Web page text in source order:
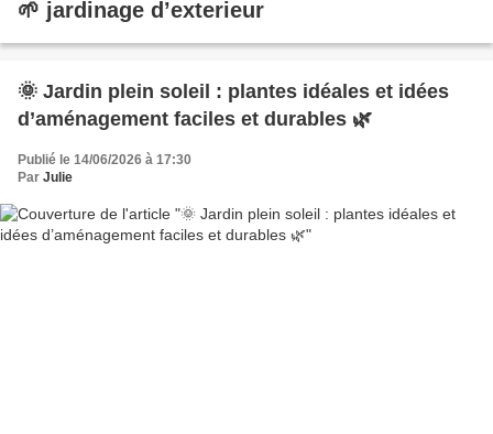
🌱 jardinage d’exterieur
🌞 Jardin plein soleil : plantes idéales et idées
d’aménagement faciles et durables 🌿
Publié le 14/06/2026 à 17:30
Par Julie